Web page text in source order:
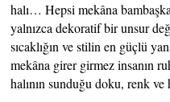
halı… Hepsi mekâna
yalnızca dekoratif bir unsur
sıcaklığın ve stilin en güçlü
mekâna girer girmez insanın
halının sunduğu doku, renk ve